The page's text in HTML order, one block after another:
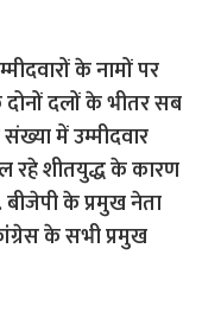
के नामों पर
दलों के भीतर सब
में उम्मीदवार
रहे शीतयुद्ध के कारण
बीजेपी के प्रमुख नेता
के सभी प्रमुख